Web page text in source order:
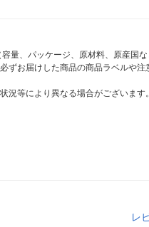
量、パッケージ、原材料、原産国
ずお届けした商品の商品ラベルや注
況等により異なる場合がございます
レ